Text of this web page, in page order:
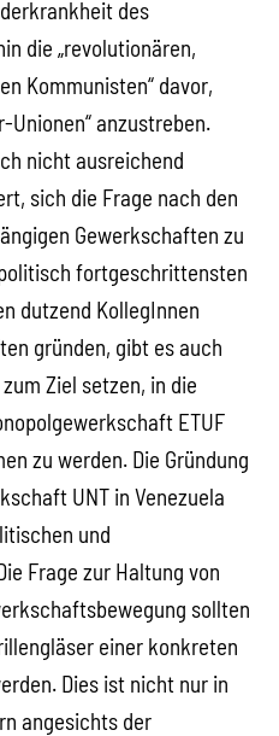
des
die „revolutionären,
Kommunisten“ davor,
Unionen“ anzustreben.
nicht ausreichend
sich die Frage nach den
Gewerkschaften zu
fortgeschrittensten
dutzend KollegInnen
gründen, gibt es auch
Ziel setzen, in die
ETUF
zu werden. Die Gründung
UNT in Venezuela
und
Frage zur Haltung von
sollten
einer konkreten
Dies ist nicht nur in
angesichts der